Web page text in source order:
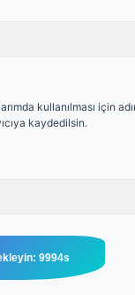
kullanılması için
kaydedilsin.